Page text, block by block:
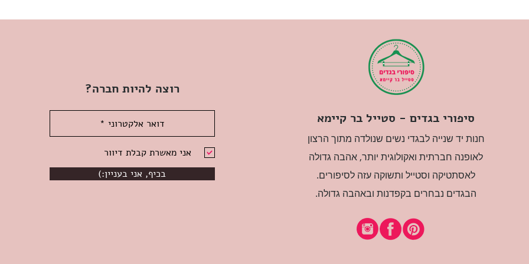
רוצה להיות חברה?
אני מאשרת קבלת דיוור
(:בכיף, אני בעניין
סיפורי בגדים - סטייל בר קיימא
חנות יד שנייה לבגדי נשים שנולדה מתוך הרצון
לאופנה חברתית ואקולוגית יותר, אהבה גדולה
לאסתטיקה וסטייל ותשוקה עזה לסיפורים.
הבגדים נבחרים בקפדנות ובאהבה גדולה.